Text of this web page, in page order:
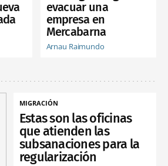
evacuar una
empresa en
Mercabarna
Arnau Raimundo
MIGRACIÓN
Estas son las oficinas
que atienden las
subsanaciones para la
regularización